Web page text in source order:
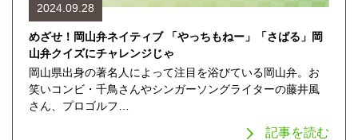
2024.09.28
めざせ！岡山弁ネイティブ 「やっちもねー」「さばる」岡
山弁クイズにチャレンジじゃ
岡山県出身の著名人によって注目を浴びている岡山弁。お
笑いコンビ・千鳥さんやシンガーソングライターの藤井風
さん、プロゴルフ…
記事を読む